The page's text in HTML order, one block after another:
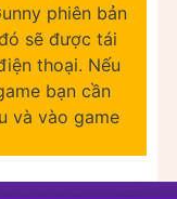
phiên bản
sẽ được tái
thoại. Nếu
bạn cần
và vào game